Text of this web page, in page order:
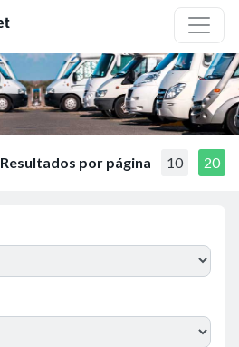
Resultados por página 10 20